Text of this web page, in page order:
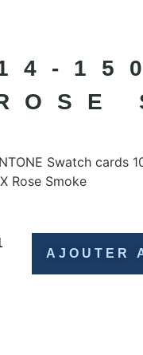
Swatch cards
Rose Smoke
AJOUTER